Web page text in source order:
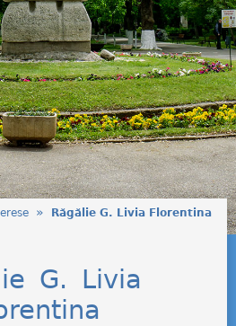
» Răgălie G. Livia Florentina
G. Livia